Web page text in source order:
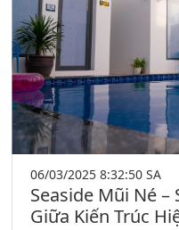
06/03/2025 8:32:50 SA
Seaside Mũi Né
Giữa Kiến Trúc